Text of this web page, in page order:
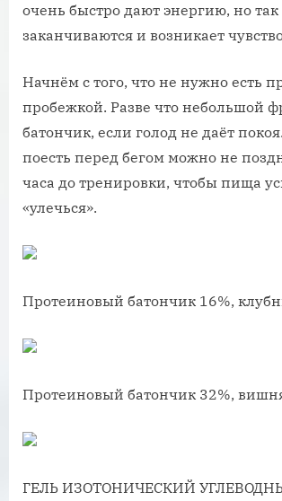
очень быстро дают энергию, но
заканчиваются и возникает
Начнём с того, что не нужно есть
пробежкой. Разве что небольшой
батончик, если голод не даёт
поесть перед бегом можно не
часа до тренировки, чтобы пища
«улечься».
Протеиновый батончик 16%,
Протеиновый батончик 32%,
ГЕЛЬ ИЗОТОНИЧЕСКИЙ